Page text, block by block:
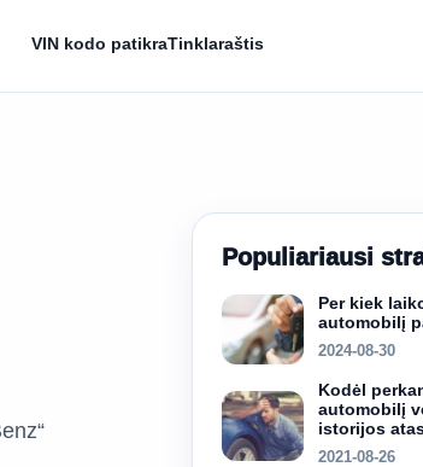
VIN kodo patikraTinklaraštis
Populiariausi
Per kiek
automobilį
2024-08-30
Kodėl
automobilį
istorijos
2021-08-26